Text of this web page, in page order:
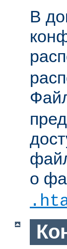
В
о